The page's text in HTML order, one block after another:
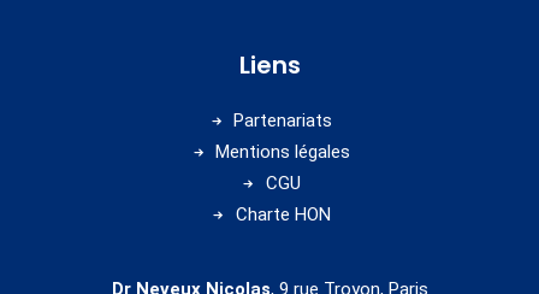
Liens
Partenariats
Mentions légales
CGU
Charte HON
Dr Neveux Nicolas, 9 rue Troyon, Paris